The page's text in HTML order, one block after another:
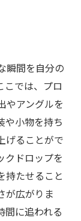
瞬間を自分の
こでは、プロ
やアングルを
や小物を持ち
げることがで
クドロップを
持たせること
が広がりま
間に追われる